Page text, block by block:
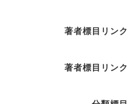
著者標目リンク
著者標目リンク